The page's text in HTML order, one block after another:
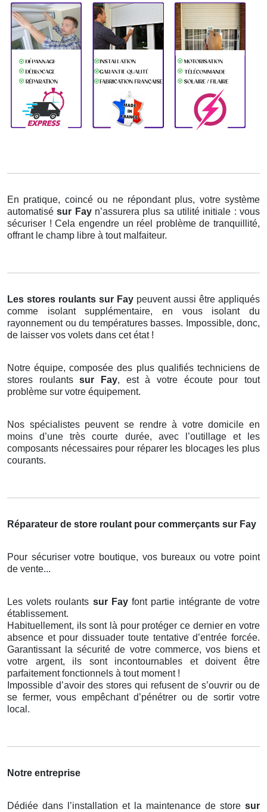
En pratique, coincé ou ne répondant plus, votre système
automatisésur Fay n’assurera plus sa utilité initiale : vous
sécuriser ! Cela engendre un réel problème de tranquillité,
offrant le champ libre à tout malfaiteur.
Les stores roulants sur Fay peuvent aussi être appliqués
comme isolant supplémentaire, en vous isolant du
rayonnement ou du températures basses. Impossible, donc,
de laisser vos volets dans cet état !
Notre équipe, composée des plus qualifiés techniciens de
stores roulantssur Fay, est à votre écoute pour tout
problème sur votre équipement.
Nos spécialistes peuvent se rendre à votre domicile en
moins d’une très courte durée, avec l’outillage et les
composants nécessaires pour réparer les blocages les plus
courants.
Réparateur de store roulant pour commerçants sur Fay
Pour sécuriser votre boutique, vos bureaux ou votre point
de vente...
Les volets roulants sur Fayfont partie intégrante de votre
établissement.
Habituellement, ils sont là pour protéger ce dernier en votre
absence et pour dissuader toute tentative d’entrée forcée.
Garantissant la sécurité de votre commerce, vos biens et
votre argent, ils sont incontournables et doivent être
parfaitement fonctionnels à tout moment !
Impossible d’avoir des stores qui refusent de s’ouvrir ou de
se fermer, vous empêchant d’pénétrer ou de sortir votre
local.
Notre entreprise
Dédiée dans l’installation et la maintenance de store sur